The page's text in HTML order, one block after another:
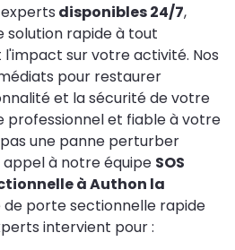
disponibles 24/7,
solution rapide à tout
sur votre activité. Nos
pour restaurer
et la sécurité de votre
professionnel et fiable à votre
pas une panne perturber
à notre équipe SOS
à Authon la
de porte sectionnelle rapide
intervient pour :